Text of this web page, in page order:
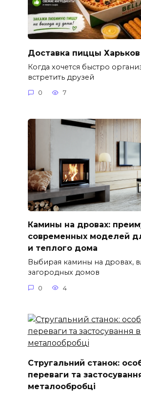
Доставка пиццы Харьков
Когда хочется быстро
встретить друзей
0 7
Камины на дровах:
современных моделей
и теплого дома
Выбирая камины на дровах,
загородных домов
0 4
Стругальний станок:
переваги та
металообробці